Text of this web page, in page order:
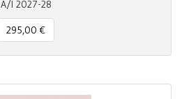
A/I 2027-28
295,00 €